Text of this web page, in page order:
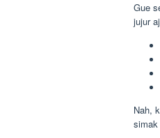
Gue
jujur
Nah,